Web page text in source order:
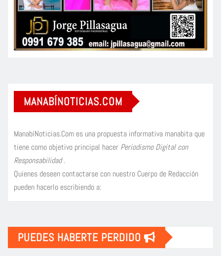
MANABÍNOTICIAS.COM
ManabíNoticias.Com es una propuesta informativa manabita que
tiene como objetivo principal hacer Periodismo Digital con
Responsabilidad.
Quienes deseen contactarse con nuestro Cuerpo de Redacción
pueden hacerlo escribiendo a:
PUEDES HABERTE PERDIDO